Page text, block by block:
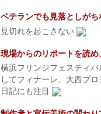
ベテランでも見落としがち
見切れを起こさない
現場からのリポートを読め
横浜フリンジフェスティ
してフィナーレ、大西プ
日記にも注目